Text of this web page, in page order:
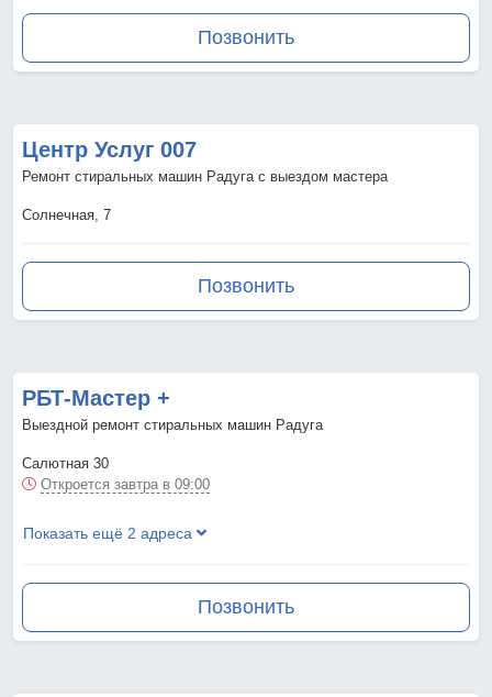
Позвонить
Центр Услуг 007
Ремонт стиральных машин Радуга с выездом мастера
Солнечная, 7
Позвонить
РБТ-Мастер +
Выездной ремонт стиральных машин Радуга
Салютная 30
Откроется завтра в 09:00
Показать ещё 2 адреса
Позвонить